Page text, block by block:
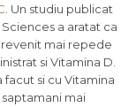
. Un studiu publicat
a aratat ca
mai repede
si Vitamina D.
si cu Vitamina
mai